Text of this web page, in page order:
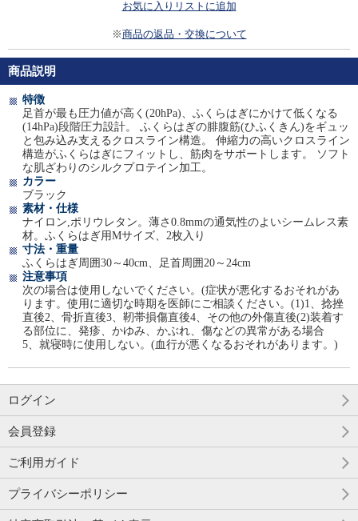
お気に入りリストに追加
※商品の返品・交換について
商品説明
特徴
足首が最も圧力値が高く(20hPa)、ふくらはぎにかけて低くなる
(14hPa)段階圧力設計。 ふくらはぎの腓腹筋(ひふくきん)をギュッ
と包み込み支えるクロスライン構造。 伸縮力の高いクロスライン
構造がふくらはぎにフィットし、筋肉をサポートします。 ソフト
な肌ざわりのシルクプロテイン加工。
カラー
ブラック
素材・仕様
ナイロン,ポリウレタン。薄さ0.8mmの通気性のよいシームレス素
材。ふくらはぎ用Mサイズ、2枚入り
寸法・重量
ふくらはぎ周囲30～40cm、足首周囲20～24cm
注意事項
次の場合は使用しないでください。(症状が悪化するおそれがあ
ります。使用に適切な時期を医師にご相談ください。(1)1、捻挫
直後2、骨折直後3、靭帯損傷直後4、その他の外傷直後(2)装着す
る部位に、発疹、かゆみ、かぶれ、傷などの異常がある場合
5、就寝時に使用しない。(血行が悪くなるおそれがあります。)
ログイン
会員登録
ご利用ガイド
プライバシーポリシー